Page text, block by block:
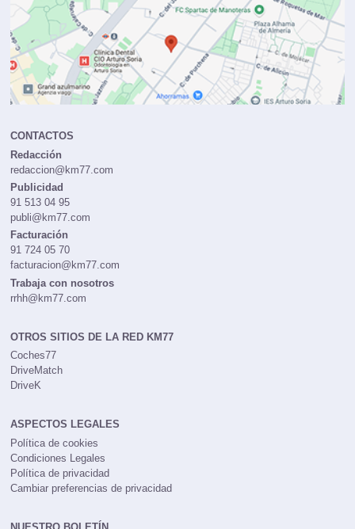
CONTACTOS
Redacción
redaccion@km77.com
Publicidad
91 513 04 95
publi@km77.com
Facturación
91 724 05 70
facturacion@km77.com
Trabaja con nosotros
rrhh@km77.com
OTROS SITIOS DE LA RED KM77
Coches77
DriveMatch
DriveK
ASPECTOS LEGALES
Política de cookies
Condiciones Legales
Política de privacidad
Cambiar preferencias de privacidad